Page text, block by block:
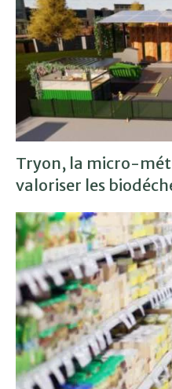
Tryon, la micro-
valoriser les